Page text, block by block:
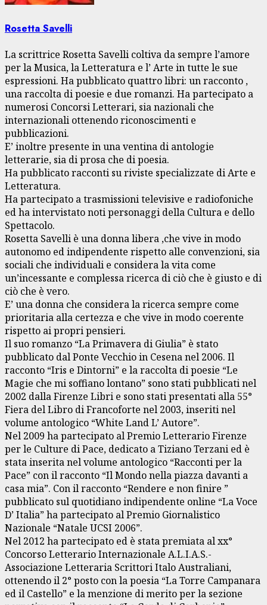
Rosetta Savelli
La scrittrice Rosetta Savelli coltiva da sempre l’amore
per la Musica, la Letteratura e l’ Arte in tutte le sue
espressioni. Ha pubblicato quattro libri: un racconto ,
una raccolta di poesie e due romanzi. Ha partecipato a
numerosi Concorsi Letterari, sia nazionali che
internazionali ottenendo riconoscimenti e
pubblicazioni.
E’ inoltre presente in una ventina di antologie
letterarie, sia di prosa che di poesia.
Ha pubblicato racconti su riviste specializzate di Arte e
Letteratura.
Ha partecipato a trasmissioni televisive e radiofoniche
ed ha intervistato noti personaggi della Cultura e dello
Spettacolo.
Rosetta Savelli è una donna libera ,che vive in modo
autonomo ed indipendente rispetto alle convenzioni, sia
sociali che individuali e considera la vita come
un’incessante e complessa ricerca di ciò che è giusto e di
ciò che è vero.
E’ una donna che considera la ricerca sempre come
prioritaria alla certezza e che vive in modo coerente
rispetto ai propri pensieri.
Il suo romanzo “La Primavera di Giulia” è stato
pubblicato dal Ponte Vecchio in Cesena nel 2006. Il
racconto “Iris e Dintorni” e la raccolta di poesie “Le
Magie che mi soffiano lontano” sono stati pubblicati nel
2002 dalla Firenze Libri e sono stati presentati alla 55°
Fiera del Libro di Francoforte nel 2003, inseriti nel
volume antologico “White Land L’ Autore”.
Nel 2009 ha partecipato al Premio Letterario Firenze
per le Culture di Pace, dedicato a Tiziano Terzani ed è
stata inserita nel volume antologico “Racconti per la
Pace” con il racconto “Il Mondo nella piazza davanti a
casa mia”. Con il racconto “Rendere e non finire ”
pubblicato sul quotidiano indipendente online “La Voce
D’ Italia” ha partecipato al Premio Giornalistico
Nazionale “Natale UCSI 2006”.
Nel 2012 ha partecipato ed è stata premiata al xx°
Concorso Letterario Internazionale A.L.I.A.S.-
Associazione Letteraria Scrittori Italo Australiani,
ottenendo il 2° posto con la poesia “La Torre Campanara
ed il Castello” e la menzione di merito per la sezione